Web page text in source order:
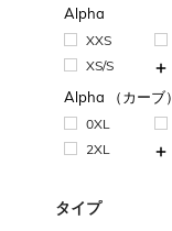
Alpha
XXS
XS/S
Alpha （カーブ）
0XL
2XL
タイプ